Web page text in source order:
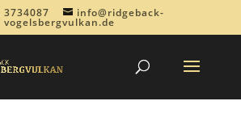
3734087 info@ridgeback-
vogelsbergvulkan.de